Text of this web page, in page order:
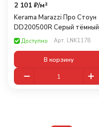
2 101 ₽/м²
Kerama Marazzi Про Стоун
DD200500R Cерый тёмный
Rect. 60x30
Доступно Арт. LNK1178
В корзину